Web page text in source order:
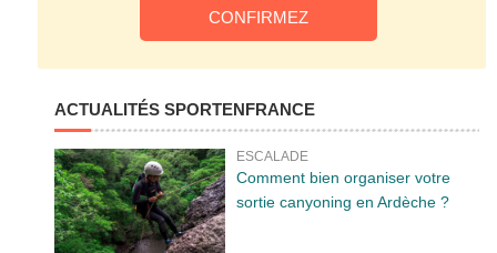
ACTUALITÉS SPORTENFRANCE
ESCALADE
Comment bien organiser votre
sortie canyoning en Ardèche ?